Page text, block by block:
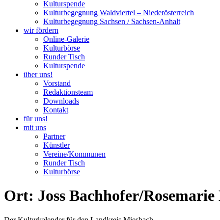
Kulturspende
Kulturbegegnung Waldviertel – Niederösterreich
Kulturbegegnung Sachsen / Sachsen-Anhalt
wir fördern
Online-Galerie
Kulturbörse
Runder Tisch
Kulturspende
über uns!
Vorstand
Redaktionsteam
Downloads
Kontakt
für uns!
mit uns
Partner
Künstler
Vereine/Kommunen
Runder Tisch
Kulturbörse
Ort: Joss Bachhofer/Rosemarie